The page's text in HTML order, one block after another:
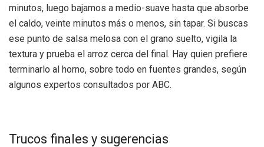
minutos, luego bajamos a medio-suave hasta que absorbe
el caldo, veinte minutos más o menos, sin tapar. Si buscas
ese punto de salsa melosa con el grano suelto, vigila la
textura y prueba el arroz cerca del final. Hay quien prefiere
terminarlo al horno, sobre todo en fuentes grandes, según
algunos expertos consultados por ABC.
Trucos finales y sugerencias